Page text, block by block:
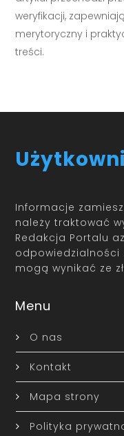
weryfikacji,
merytoryczny i
treści.
Informacje
należy traktować
Redakcja Portalu
odpowiedzialności
mogą wynikać ze
Menu
O nas
Kontakt
Mapa strony
Polityka